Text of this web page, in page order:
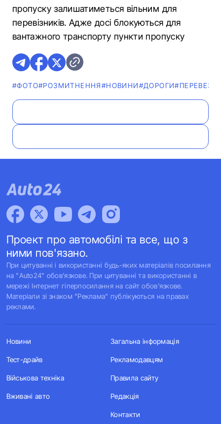
пропуску залишатиметься вільним для
перевізників. Адже досі блокуються для
вантажного транспорту пункти пропуску
#ФОТО#РОЗМИТНЕННЯ#НОВИНИ#ДОРОГИ
Проект про автомобілі та все, що з
ними пов'язано.
При цитуванні і використанні будь-яких матеріалів посилання
на "Auto24" обов'язкове. При цитуванні та використанні в
мережі Інтернет гіперпосилання на сайт обов'язкове.
Матеріали зі знаком "Реклама" публікуються на правах
реклами.
Новини
Тест-драйв
Військова техніка
Вживані авто
Загальна інформація
Рекламодавцям
Правила сайту
Редакція
Контакти